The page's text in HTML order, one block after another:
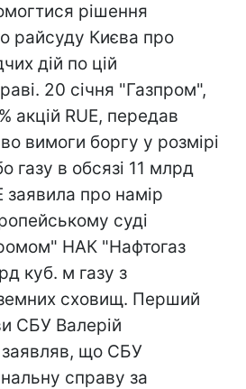
рішення
райсуду Києва про
дій по цій
20 січня "Газпром",
акцій RUE, передав
вимоги боргу у розмірі
газу в обсязі 11 млрд
заявила про намір
суді
НАК "Нафтогаз
куб. м газу з
сховищ. Перший
СБУ Валерій
що СБУ
справу за